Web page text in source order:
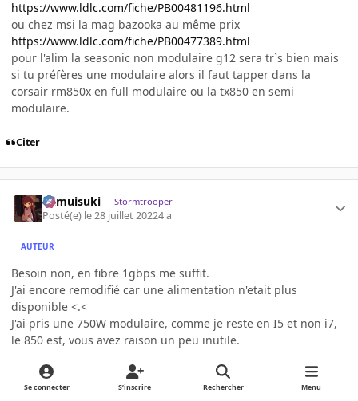
https://www.ldlc.com/fiche/PB00481196.html
ou chez msi la mag bazooka au même prix
https://www.ldlc.com/fiche/PB00477389.html
pour l'alim la seasonic non modulaire g12 sera tr`s bien mais
si tu préfères une modulaire alors il faut tapper dans la
corsair rm850x en full modulaire ou la tx850 en semi
modulaire.
Citer
kamuisuki Stormtrooper
Posté(e) le 28 juillet 20224 a
AUTEUR
Besoin non, en fibre 1gbps me suffit.
J'ai encore remodifié car une alimentation n'etait plus
disponible <.<
J'ai pris une 750W modulaire, comme je reste en I5 et non i7,
le 850 est, vous avez raison un peu inutile.
Je pense que l'on est d'accord pour tout avec ceci
Se connecter S’inscrire Rechercher Menu